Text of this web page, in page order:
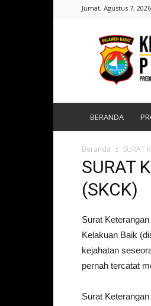
Jumat, Agustus 7, 2026
Polres
|
Sulawesi
Barat
BERANDA
Beranda SURAT
SURAT
(SKCK)
Surat
Kelakuan Baik
kejahatan
pernah tercatat
Surat